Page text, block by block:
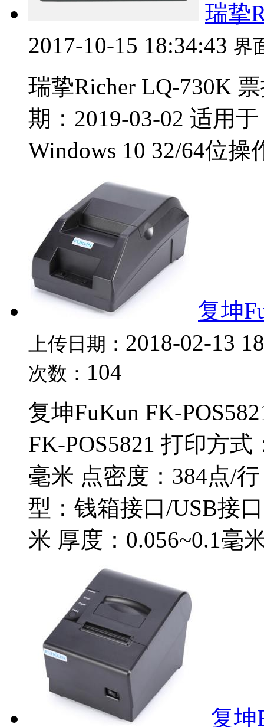
瑞挚
2017-10-15 18:34:43 界
瑞挚Richer LQ-730K
期：2019-03-02 适用
Windows 10 32/64位操
复坤
上传日期： 2018-02-13
次数： 104
复坤FuKun FK-
FK-POS5821 打印方
毫米 点密度：384点/
型：钱箱接口/USB接
米 厚度：0.056~0.1毫
复坤